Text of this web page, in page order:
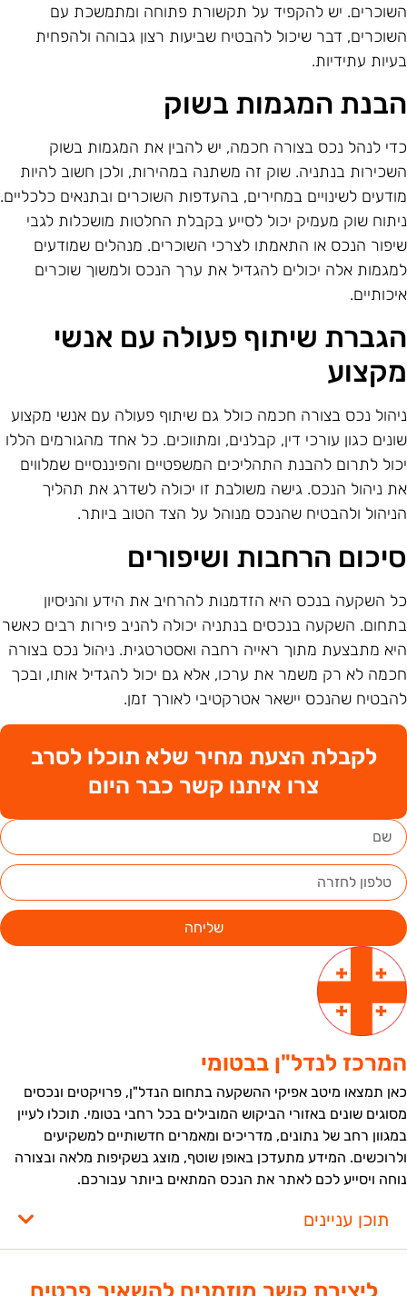
יש להקפיד על תקשורת פתוחה ומתמשכת עם
דבר שיכול להבטיח שביעות רצון גבוהה ולהפחית
עתידיות.
המגמות בשוק
לנהל נכס בצורה חכמה, יש להבין את המגמות בשוק
בנתניה. שוק זה משתנה במהירות, ולכן חשוב להיות
לשינויים במחירים, בהעדפות השוכרים ובתנאים כלכליים.
שוק מעמיק יכול לסייע בקבלת החלטות מושכלות לגבי
הנכס או התאמתו לצרכי השוכרים. מנהלים שמודעים
אלה יכולים להגדיל את ערך הנכס ולמשוך שוכרים
שיתוף פעולה עם אנשי
נכס בצורה חכמה כולל גם שיתוף פעולה עם אנשי מקצוע
כגון עורכי דין, קבלנים, ומתווכים. כל אחד מהגורמים הללו
לתרום להבנת התהליכים המשפטיים והפיננסיים שמלווים
ניהול הנכס. גישה משולבת זו יכולה לשדרג את תהליך
ולהבטיח שהנכס מנוהל על הצד הטוב ביותר.
הרחבות ושיפורים
השקעה בנכס היא הזדמנות להרחיב את הידע והניסיון
השקעה בנכסים בנתניה יכולה להניב פירות רבים כאשר
מתבצעת מתוך ראייה רחבה ואסטרטגית. ניהול נכס בצורה
לא רק משמר את ערכו, אלא גם יכול להגדיל אותו, ובכך
שהנכס יישאר אטרקטיבי לאורך זמן.
לקבלת הצעת מחיר שלא תוכלו לסרב
צרו איתנו קשר כבר היום
שליחה
לנדל"ן בבטומי
תמצאו מיטב אפיקי ההשקעה בתחום הנדל"ן, פרויקטים ונכסים
שונים באזורי הביקוש המובילים בכל רחבי בטומי. תוכלו לעיין
רחב של נתונים, מדריכים ומאמרים חדשותיים למשקיעים
המידע מתעדכן באופן שוטף, מוצג בשקיפות מלאה ובצורה
ויסייע לכם לאתר את הנכס המתאים ביותר עבורכם.
תוכן עניינים